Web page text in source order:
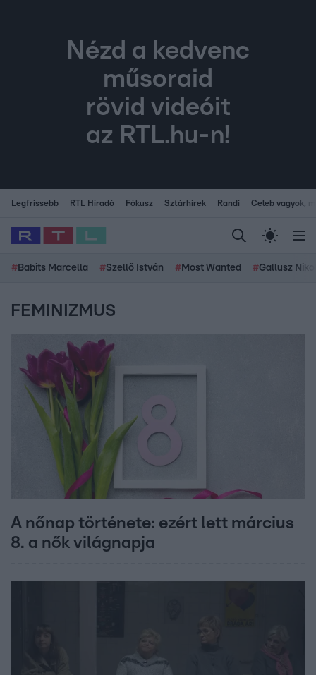
Nézd a kedvenc
műsoraid
rövid videóit
az RTL.hu-n!
Legfrissebb RTL Híradó Fókusz Sztárhírek Randi Celeb vagyok,
# Babits Marcella #Szellő István # Most Wanted #Gallusz
FEMINIZMUS
A nőnap története: ezért lett március
8. a nők világnapja